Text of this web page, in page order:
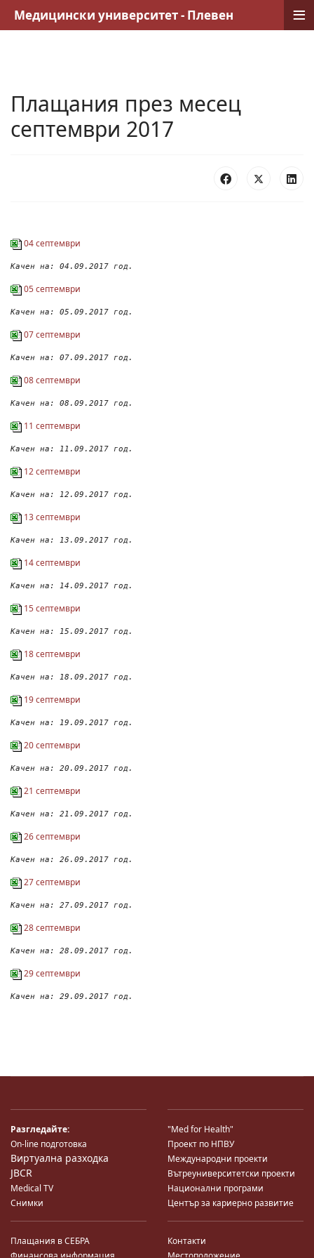
Плащания през месец
септември 2017
04 септември
Качен на: 04.09.2017 год.
05 септември
Качен на: 05.09.2017 год.
07 септември
Качен на: 07.09.2017 год.
08 септември
Качен на: 08.09.2017 год.
11 септември
Качен на: 11.09.2017 год.
12 септември
Качен на: 12.09.2017 год.
13 септември
Качен на: 13.09.2017 год.
14 септември
Качен на: 14.09.2017 год.
15 септември
Качен на: 15.09.2017 год.
18 септември
Качен на: 18.09.2017 год.
19 септември
Качен на: 19.09.2017 год.
20 септември
Качен на: 20.09.2017 год.
21 септември
Качен на: 21.09.2017 год.
26 септември
Качен на: 26.09.2017 год.
27 септември
Качен на: 27.09.2017 год.
28 септември
Качен на: 28.09.2017 год.
29 септември
Качен на: 29.09.2017 год.
Разгледайте:
On-line подготовка
Виртуална разходка
JBCR
Medical TV
Снимки
"Med for Health"
Проект по НПВУ
Международни проекти
Вътреуниверситетски проекти
Национални програми
Център за кариерно развитие
Плащания в СЕБРА
Финансова информация
Контакти
Местоположение
Медицински университет - Плевен ≡